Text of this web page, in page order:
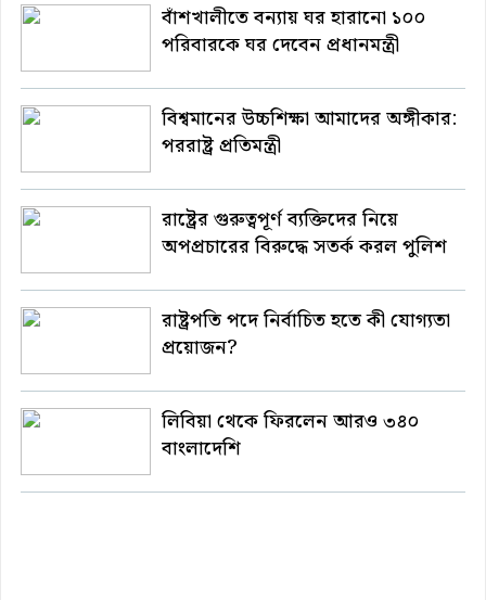
বাঁশখালীতে বন্যায় ঘর হারানো ১০০
পরিবারকে ঘর দেবেন প্রধানমন্ত্রী
বিশ্বমানের উচ্চশিক্ষা আমাদের অঙ্গীকার:
পররাষ্ট্র প্রতিমন্ত্রী
রাষ্ট্রের গুরুত্বপূর্ণ ব্যক্তিদের নিয়ে
অপপ্রচারের বিরুদ্ধে সতর্ক করল পুলিশ
রাষ্ট্রপতি পদে নির্বাচিত হতে কী যোগ্যতা
প্রয়োজন?
লিবিয়া থেকে ফিরলেন আরও ৩৪০
বাংলাদেশি